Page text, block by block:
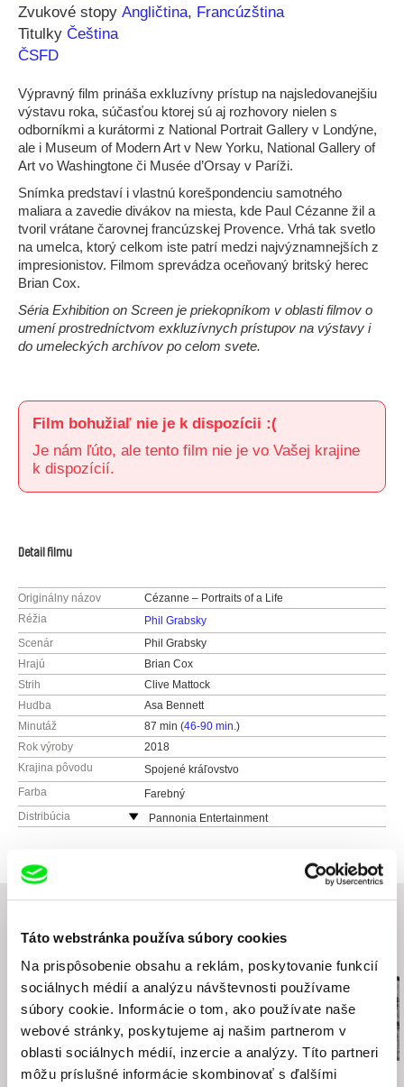
Táto webstránka používa súbory cookies
Na prispôsobenie obsahu a reklám, poskytovanie funkcií
sociálnych médií a analýzu návštevnosti používame
súbory cookie. Informácie o tom, ako používate naše
webové stránky, poskytujeme aj našim partnerom v
oblasti sociálnych médií, inzercie a analýzy. Títo partneri
môžu príslušné informácie skombinovať s ďalšími
výroby
Zvukové stopy Angličtina, Francúzština
Titulky Čeština
ČSFD
Výpravný film prináša exkluzívny prístup na najsledovanejšiu
výstavu roka, súčasťou ktorej sú aj rozhovory nielen s
odborníkmi a kurátormi z National Portrait Gallery v Londýne,
ale i Museum of Modern Art v New Yorku, National Gallery of
Art vo Washingtone či Musée d’Orsay v Paríži.
Snímka predstaví i vlastnú korešpondenciu samotného
maliara a zavedie divákov na miesta, kde Paul Cézanne žil a
tvoril vrátane čarovnej francúzskej Provence. Vrhá tak svetlo
na umelca, ktorý celkom iste patrí medzi najvýznamnejších z
impresionistov. Filmom sprevádza oceňovaný britský herec
Brian Cox.
Séria Exhibition on Screen je priekopníkom v oblasti filmov o
umení prostredníctvom exkluzívnych prístupov na výstavy i
do umeleckých archívov po celom svete.
Film bohužiaľ nie je k dispozícii :(
Je nám ľúto, ale tento film nie je vo Vašej krajine
k dispozícií.
Detail filmu
Originálny názov
Cézanne – Portraits of a Life
Réžia
Phil Grabsky
Scenár
Phil Grabsky
Hrajú
Brian Cox
Strih
Clive Mattock
Hudba
Asa Bennett
Minutáž
87 min (46-90 min.)
Rok výroby
2018
Krajina pôvodu
Spojené kráľovstvo
Farba
Farebný
Distribúcia
Pannonia Entertainment
http://www.pannonia-entertainment.eu
distribuce@pannonia-entertainment.eu
Súvisiace filmy (20)
Jan Němec Dušan Hanák Dušan Hanák